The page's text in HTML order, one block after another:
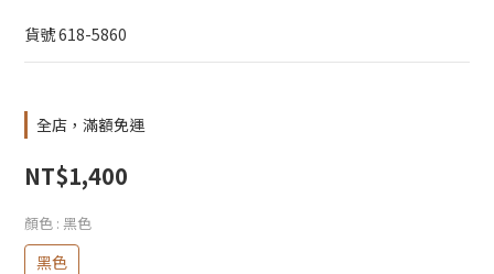
貨號 618-5860
全店，滿額免運
NT$1,400
顏色 : 黑色
黑色